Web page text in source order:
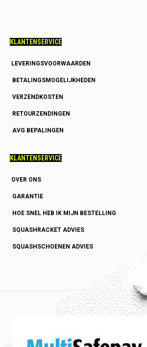
KLANTENSERVICE
LEVERINGSVOORWAARDEN
BETALINGSMOGELIJKHEDEN
VERZENDKOSTEN
RETOURZENDINGEN
AVG BEPALINGEN
KLANTENSERVICE
OVER ONS
GARANTIE
HOE SNEL HEB IK MIJN BESTELLING
SQUASHRACKET ADVIES
SQUASHSCHOENEN ADVIES